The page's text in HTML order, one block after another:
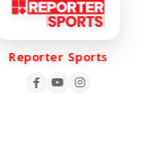
Reporter Sports